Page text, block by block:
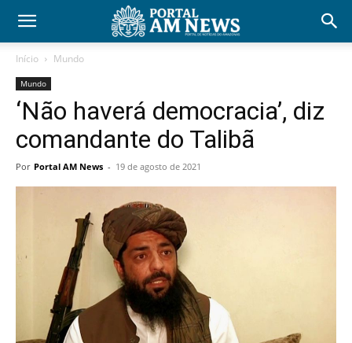
Início Mundo
Mundo
‘Não haverá democracia’, diz
comandante do Talibã
Por Portal AM News - 19 de agosto de 2021